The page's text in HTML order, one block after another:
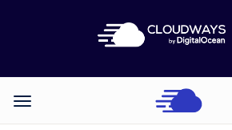
Categories